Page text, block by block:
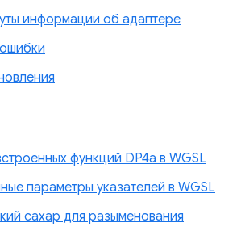
информации об адаптере
функций DP4a в WGSL
параметры указателей в WGSL
сахар для разыменования